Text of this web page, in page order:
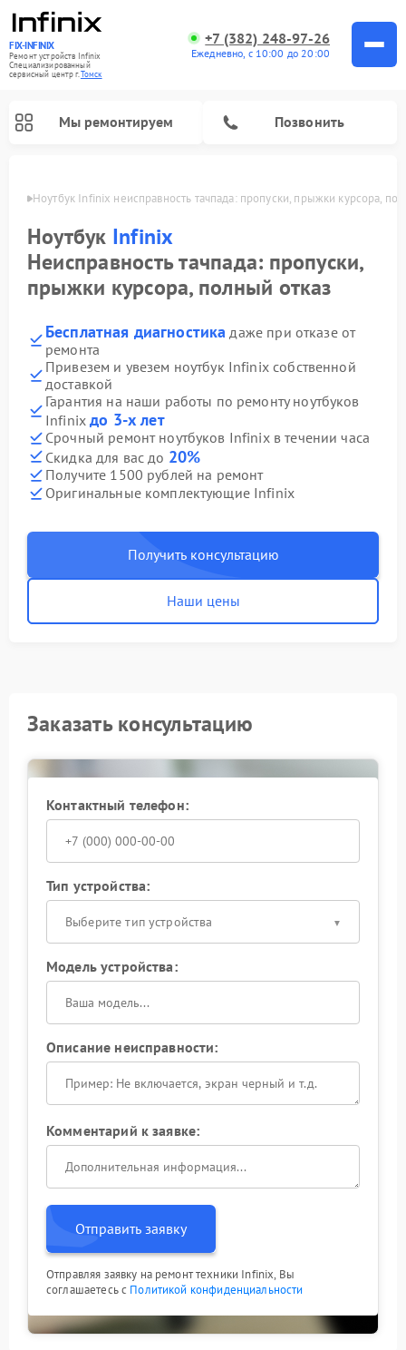
FIX-INFINIX
Ремонт устройств Infinix
Специализированный
cервисный центр г.Томск
+7 (382) 248-97-26
Ежедневно, с 10:00 до 20:00
Мы ремонтируем Позвонить
Ноутбук Infinix неисправность тачпада: пропуски, прыжки курсора,
Ноутбук Infinix
Неисправность тачпада: пропуски,
прыжки курсора, полный отказ
Бесплатная диагностика даже при отказе от
ремонта
Привезем и увезем ноутбук Infinix собственной
доставкой
Гарантия на наши работы по ремонту ноутбуков
Infinixдо 3-х лет
Срочный ремонт ноутбуков Infinix в течении часа
Скидка для вас до 20%
Получите 1500 рублей на ремонт
Оригинальные комплектующие Infinix
Получить консультацию
Наши цены
Заказать консультацию
Контактный телефон:
Тип устройства:
Выберите тип устройства
Модель устройства:
Описание неисправности:
Комментарий к заявке:
Отправить заявку
Отправляя заявку на ремонт техники Infinix, Вы
соглашаетесь с Политикой конфиденциальности